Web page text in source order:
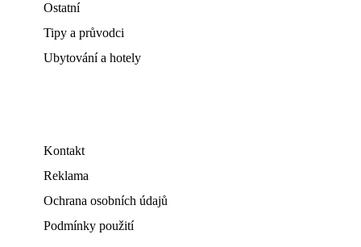
Ostatní
Tipy a průvodci
Ubytování a hotely
Kontakt
Reklama
Ochrana osobních údajů
Podmínky použití